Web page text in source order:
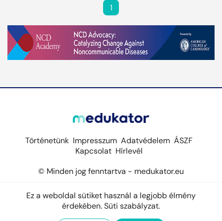
1
Történetünk Impresszum Adatvédelem ÁSZF
Kapcsolat Hírlevél
© Minden jog fenntartva - medukator.eu
Ez a weboldal sütiket használ a legjobb élmény
érdekében.Süti szabályzat.